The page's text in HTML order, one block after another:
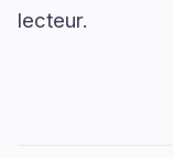
lecteur.